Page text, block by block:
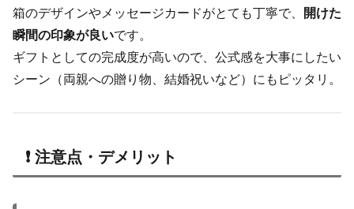
箱のデザインやメッセージカードがとても丁寧で、 開けた
瞬間の印象が良いです。
ギフトとしての完成度が高いので、公式感を大事にしたい
シーン（両親への贈り物、結婚祝いなど）にもピッタリ。
❗ 注意点・デメリット